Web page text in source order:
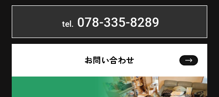
tel. 078-335-8289
お問い合わせ